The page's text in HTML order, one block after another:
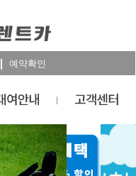
예약확인